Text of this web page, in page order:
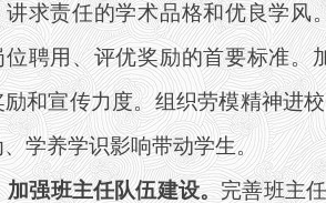
讲求责任的学术品格和优良学风
位聘用、评优奖励的首要标准。
励和宣传力度。组织劳模精神进
学养学识影响带动学生。
加强班主任队伍建设。完善班主